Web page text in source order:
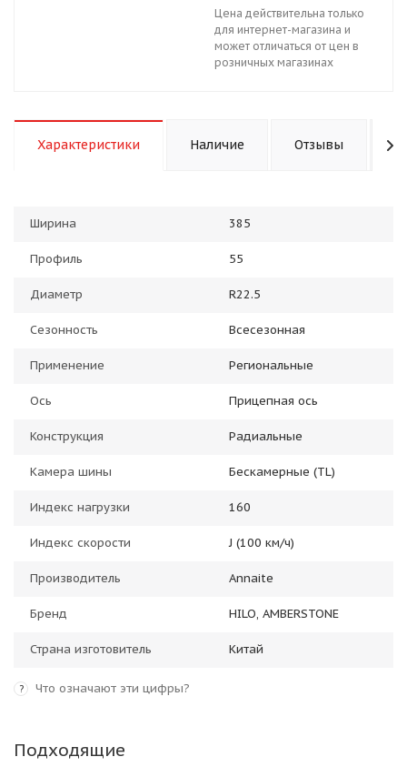
Цена действительна только
для интернет-магазина и
может отличаться от цен в
розничных магазинах
Характеристики Наличие Отзывы
Ширина 385
Профиль 55
Диаметр R22.5
Сезонность Всесезонная
Применение Региональные
Ось Прицепная ось
Конструкция Радиальные
Камера шины Бескамерные (TL)
Индекс нагрузки 160
Индекс скорости J (100 км/ч)
Производитель Annaite
Бренд HILO, AMBERSTONE
Страна изготовитель Китай
? Что означают эти цифры?
Подходящие